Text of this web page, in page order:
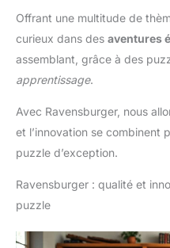
Offrant une multitude de
curieux dans des aventures
assemblant, grâce à des
apprentissage.
Avec Ravensburger, nous
et l’innovation se combinent
puzzle d’exception.
Ravensburger : qualité et
puzzle